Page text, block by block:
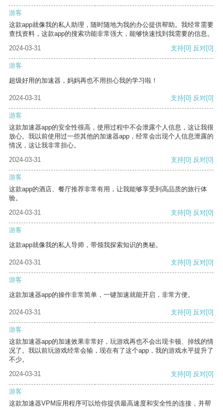
游客
这款app就像我的私人助理，随时随地为我的办公提供帮助。我经常需要
查找资料，这款app的搜索功能非常强大，能够快速找到我需要的信息。
2024-03-31
支持[0] 反对[0]
游客
超级好用的加速器，妈妈再也不用担心我的学习啦！
2024-03-31 支持[0] 反对[0]
游客
这款加速器app的安全性很高，使用过程中不会泄露个人信息，这让我很
放心。我以前使用过一些其他的加速器app，经常会出现个人信息泄露的
情况，这让我非常担心。
2024-03-31
支持[0] 反对[0]
游客
这款app的酒店、餐厅推荐非常有用，让我能够享受到高品质的旅行体
验。
2024-03-31
支持[0] 反对[0]
游客
这款app就像我的私人导师，带领我探索知识的奥秘。
2024-03-31 支持[0] 反对[0]
游客
这款加速器app的操作非常简单，一键加速就能开启，非常方便。
2024-03-31 支持[0] 反对[0]
游客
这款加速器app的加速效果非常好，玩游戏再也不会出现卡顿、掉线的情
况了。我以前玩游戏经常会输，现在有了这个app，我的游戏水平提升了
不少。
2024-03-31
支持[0] 反对[0]
游客
这款加速器VPM应用程序可以给你提供最高速度和安全性的连接，并帮